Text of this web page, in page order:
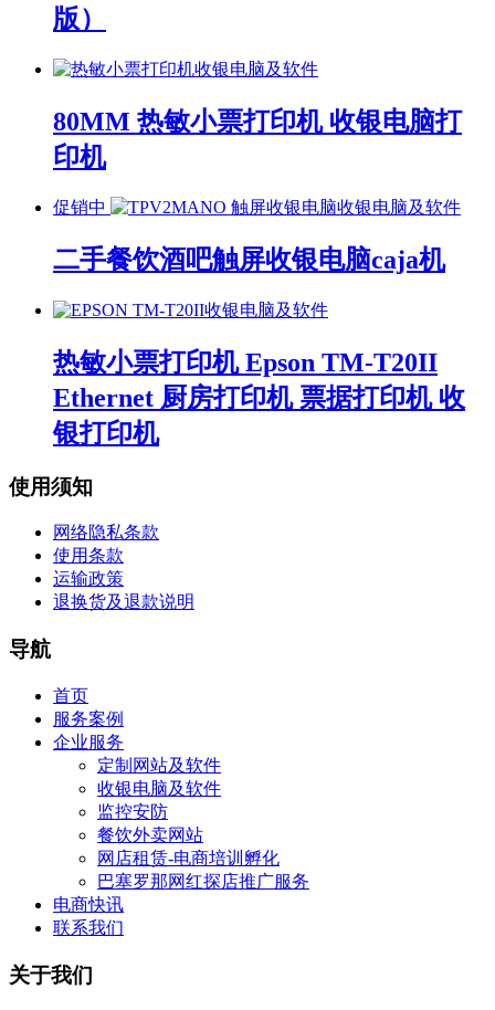
版）
收银电脑及软件
80MM 热敏小票打印机 收银电脑打
印机
促销中 收银电脑及软件
二手餐饮酒吧触屏收银电脑caja机
收银电脑及软件
热敏小票打印机 Epson TM-T20II
Ethernet 厨房打印机 票据打印机 收
银打印机
使用须知
网络隐私条款
使用条款
运输政策
退换货及退款说明
导航
首页
服务案例
企业服务
定制网站及软件
收银电脑及软件
监控安防
餐饮外卖网站
网店租赁-电商培训孵化
巴塞罗那网红探店推广服务
电商快讯
联系我们
关于我们